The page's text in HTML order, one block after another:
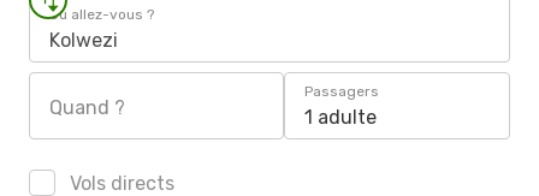
Où allez-vous ?
Kolwezi
Quand ?
Passagers
1 adulte
Vols directs